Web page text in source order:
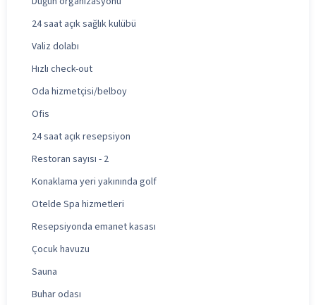
24 saat açık sağlık kulübü
Valiz dolabı
Hızlı check-out
Oda hizmetçisi/belboy
Ofis
24 saat açık resepsiyon
Restoran sayısı - 2
Konaklama yeri yakınında golf
Otelde Spa hizmetleri
Resepsiyonda emanet kasası
Çocuk havuzu
Sauna
Buhar odası